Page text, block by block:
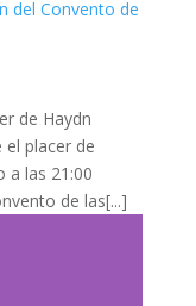
de Haydn
el placer de
a las 21:00
de las[...]